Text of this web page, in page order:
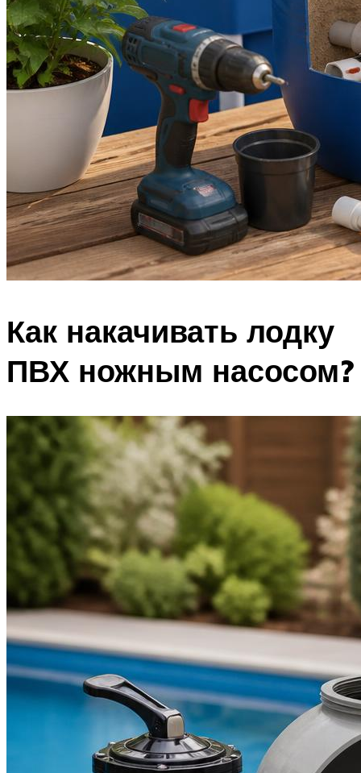
Как накачивать лодку
ПВХ ножным насосом?